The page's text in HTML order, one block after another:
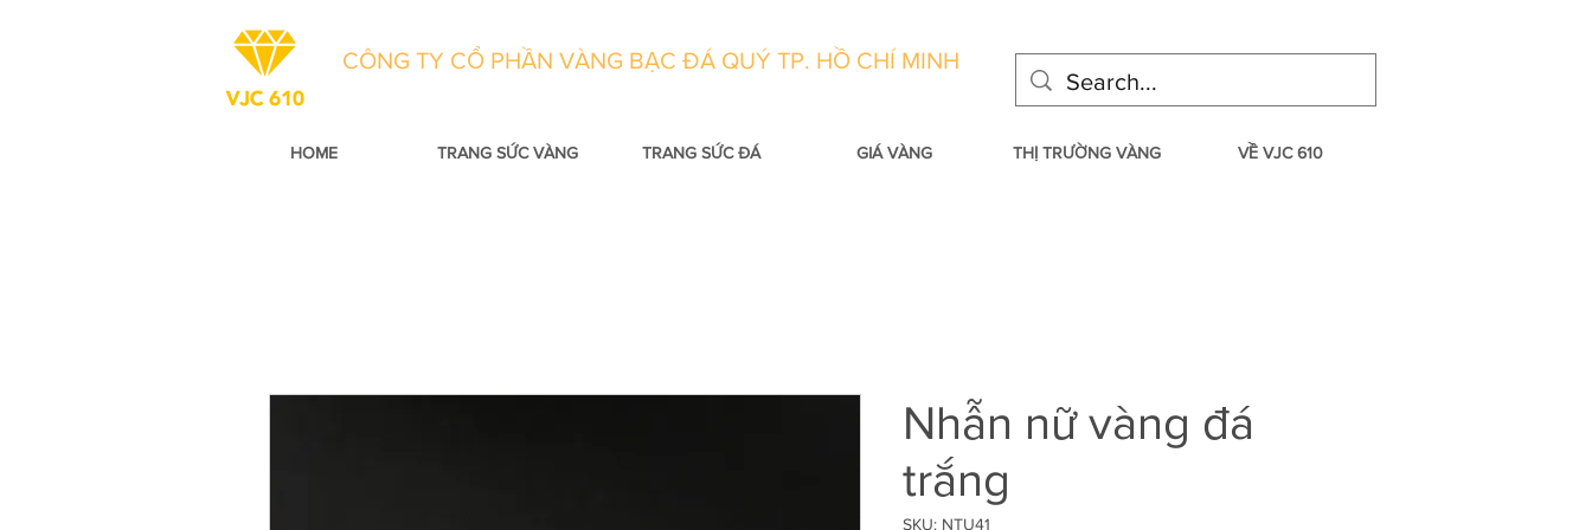
CÔNG TY CỔ PHẦN VÀNG BẠC ĐÁ QUÝ TP. HỒ CHÍ MINH
HOME TRANG SỨC VÀNG TRANG SỨC ĐÁ GIÁ VÀNG THỊ TRƯỜNG VÀNG VỀ VJC 610
Nhẫn nữ vàng đá
trắng
SKU: NTU41